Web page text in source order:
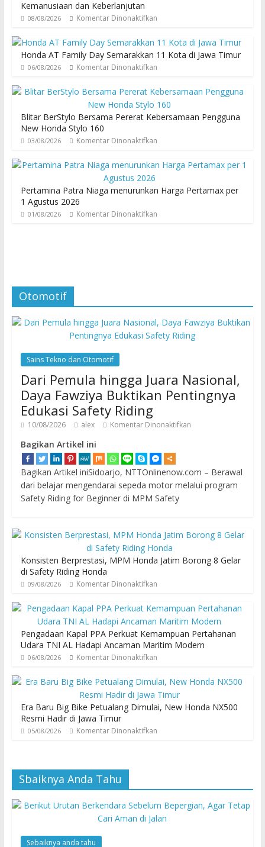
Kemanusiaan dan Keberlanjutan
08/08/2026 Komentar Dinonaktifkan
Honda AT Family Day Semarakkan 11 Kota di Jawa Timur
06/08/2026 Komentar Dinonaktifkan
Blitar BerStylo Bersama Pererat Kebersamaan Pengguna
New Honda Stylo 160
03/08/2026 Komentar Dinonaktifkan
Pertamina Patra Niaga menurunkan Harga Pertamax per
1 Agustus 2026
01/08/2026 Komentar Dinonaktifkan
Otomotif
Sains Tekno dan Otomotif
Dari Pemula hingga Juara Nasional,
Daya Fawziya Buktikan Pentingnya
Edukasi Safety Riding
10/08/2026 alex Komentar Dinonaktifkan
Bagikan Artikel ini
Bagikan Artikel iniSidoarjo, NTTOnlinenow.com – Berawal
dari belajar mengendarai sepeda motor melalui program
Safety Riding for Beginner di MPM Safety
Konsisten Berprestasi, MPM Honda Jatim Borong 8 Gelar
di Safety Riding Honda
09/08/2026 Komentar Dinonaktifkan
Pengadaan Kapal PPA Perkuat Kemampuan Pertahanan
Udara TNI AL Hadapi Ancaman Maritim Modern
06/08/2026 Komentar Dinonaktifkan
Era Baru Big Bike Petualang Dimulai, New Honda NX500
Resmi Hadir di Jawa Timur
05/08/2026 Komentar Dinonaktifkan
Sbaiknya Anda Tahu
Sebaiknya anda tahu